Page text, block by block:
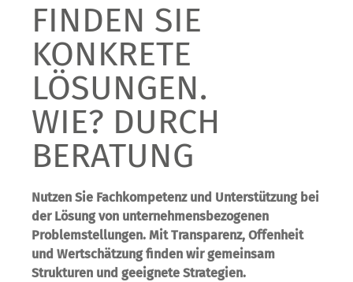
FINDEN SIE
KONKRETE
LÖSUNGEN.
WIE? DURCH
BERATUNG
Nutzen Sie Fach­kompetenz und Unterstützung bei
der Lösung von unter­nehmens­­bezogenen
Problem­stel­lungen. Mit Transparenz, Offen­heit
und Wert­schätzung finden wir gemeinsam
Strukturen und geeignete Strategien.